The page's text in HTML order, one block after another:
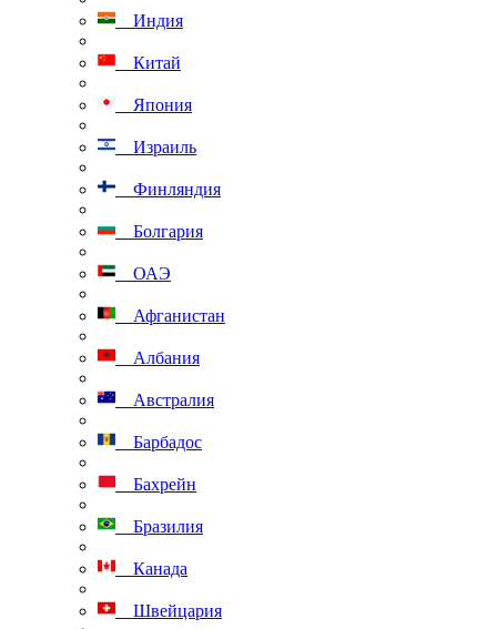
Индия
Китай
Япония
Израиль
Финляндия
Болгария
ОАЭ
Афганистан
Албания
Австралия
Барбадос
Бахрейн
Бразилия
Канада
Швейцария